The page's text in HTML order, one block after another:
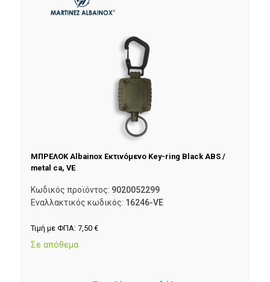
ΜΠΡΕΛΟΚ Albainox Εκτινόμενο Κey-ring Black ABS /
metal ca, VE
Κωδικός προϊόντος: 9020052299
Εναλλακτικός κωδικός: 16246-VE
Τιμή με ΦΠΑ: 7,50 €
Σε απόθεμα